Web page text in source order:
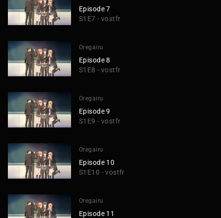
Episode 7
S1E7 - vostfr
Oregairu
Episode 8
S1E8 - vostfr
Oregairu
Episode 9
S1E9 - vostfr
Oregairu
Episode 10
S1E10 - vostfr
Oregairu
Episode 11